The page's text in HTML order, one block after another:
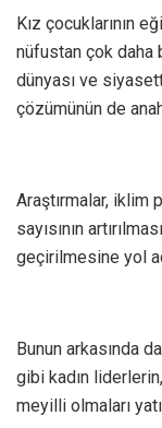
Kız çocuklarının
nüfustan çok daha
dünyası ve
çözümünün de
Araştırmalar, iklim
sayısının
geçirilmesine yol
Bunun arkasında
gibi kadın
meyilli olmaları